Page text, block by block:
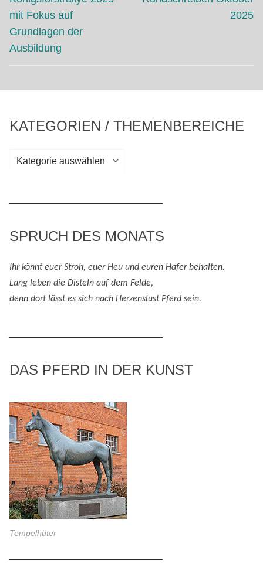
Beitrag:
mit Fokus auf
Grundlagen der
Ausbildung
2025
KATEGORIEN / THEMENBEREICHE
Kategorien
SPRUCH DES MONATS
Ihr könnt euer Stroh, euer Heu und euren Hafer behalten.
Lang leben die Disteln auf dem Felde,
denn dort lässt es sich nach Herzenslust Pferd sein.
DAS PFERD IN DER KUNST
Tempelhüter